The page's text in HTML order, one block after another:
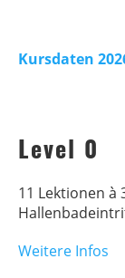
Kursdaten
Level 0
11 Lektionen à
Weitere Infos